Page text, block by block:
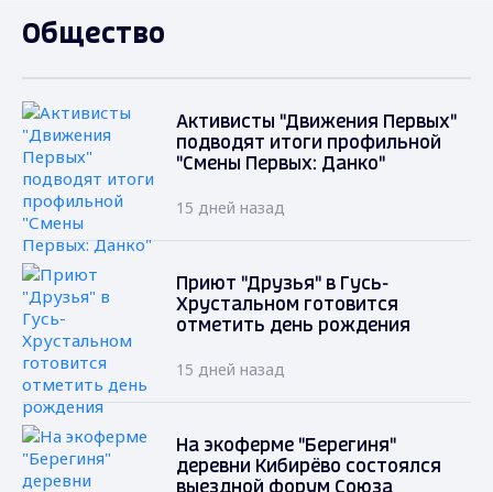
Общество
Активисты "Движения Первых"
подводят итоги профильной
"Смены Первых: Данко"
15 дней назад
Приют "Друзья" в Гусь-
Хрустальном готовится
отметить день рождения
15 дней назад
На экоферме "Берегиня"
деревни Кибирёво состоялся
выездной форум Союза